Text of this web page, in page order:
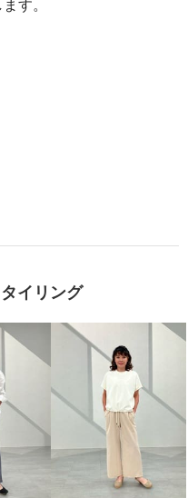
す。
イリング